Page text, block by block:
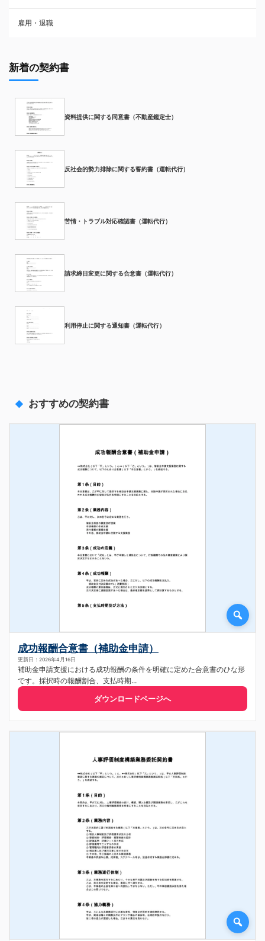
雇用・退職
新着の契約書
資料提供に関する同意書（不動産鑑定士）
反社会的勢力排除に関する誓約書（運転代行）
苦情・トラブル対応確認書（運転代行）
請求締日変更に関する合意書（運転代行）
利用停止に関する通知書（運転代行）
おすすめの契約書
成功報酬合意書（補助金申請）
更新日：2026年4月16日
補助金申請支援における成功報酬の条件を明確に定めた合意書のひな形
です。採択時の報酬割合、支払時期...
ダウンロードページへ